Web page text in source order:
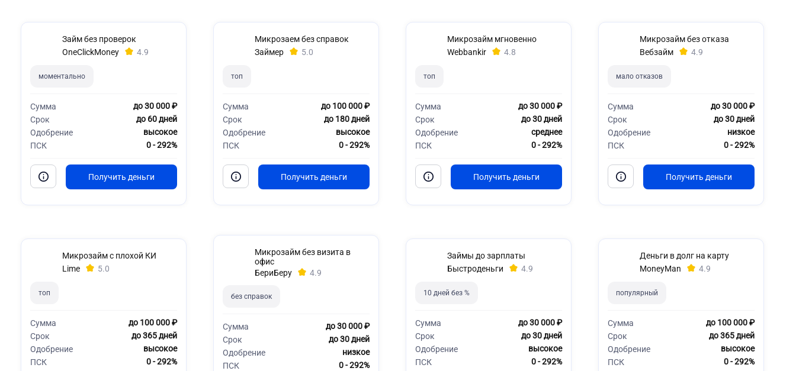
Займ без проверок
OneClickMoney
4.9
моментально
Сумма
до 30 000 ₽
Срок
до 60 дней
Одобрение
высокое
ПСК
0 - 292%
Микрозаем без справок
Займер
5.0
топ
Сумма
до 100 000 ₽
Срок
до 180 дней
Одобрение
высокое
ПСК
0 - 292%
Микрозайм мгновенно
Webbankir
4.8
топ
Сумма
до 30 000 ₽
Срок
до 30 дней
Одобрение
среднее
ПСК
0 - 292%
Микрозайм без отказа
Вебзайм
4.9
мало отказов
Сумма
до 30 000 ₽
Срок
до 30 дней
Одобрение
низкое
ПСК
0 - 292%
Микрозайм с плохой КИ
Lime
5.0
топ
Сумма
до 100 000 ₽
Срок
до 365 дней
Одобрение
высокое
ПСК
0 - 292%
Микрозайм без визита в
офис
БериБеру
4.9
без справок
Сумма
до 30 000 ₽
Срок
до 30 дней
Одобрение
низкое
ПСК
0 - 292%
Займы до зарплаты
Быстроденьги
4.9
10 дней без %
Сумма
до 30 000 ₽
Срок
до 30 дней
Одобрение
высокое
ПСК
0 - 292%
Деньги в долг на карту
MoneyMan
4.9
популярный
Сумма
до 100 000 ₽
Срок
до 365 дней
Одобрение
высокое
ПСК
0 - 292%